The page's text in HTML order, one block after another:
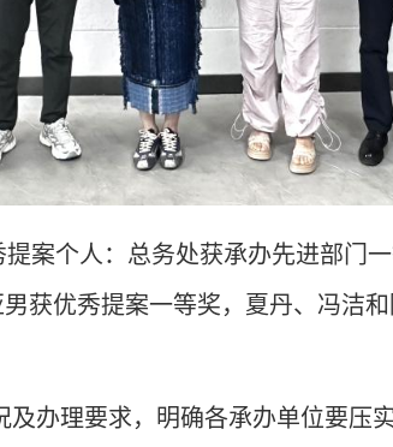
案个人：总务处获承办先进部门
获优秀提案一等奖，夏丹、冯洁
办理要求，明确各承办单位要压